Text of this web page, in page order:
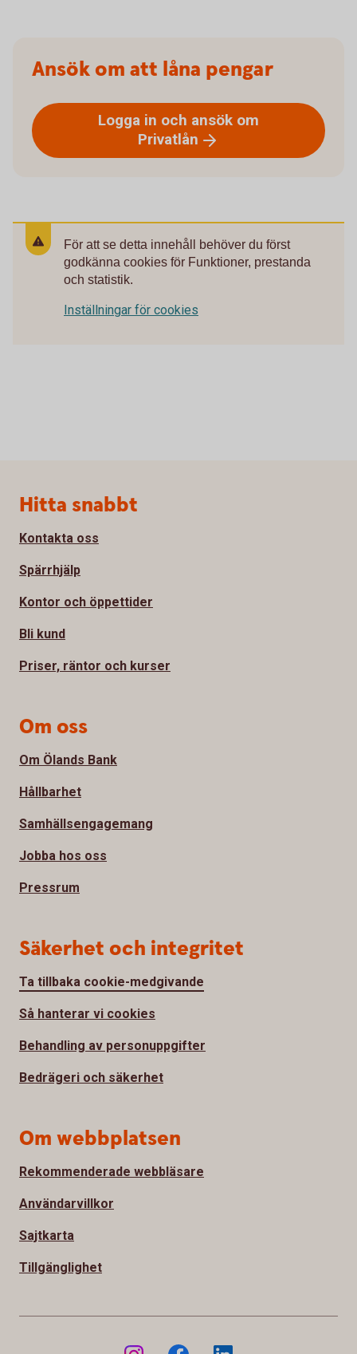
Ansök om att låna pengar
Logga in och ansök om
Privatlån
För att se detta innehåll behöver du först
godkänna cookies för Funktioner, prestanda
och statistik.
Inställningar för cookies
Sidfot
Hitta snabbt
Kontakta oss
Spärrhjälp
Kontor och öppettider
Bli kund
Priser, räntor och kurser
Om oss
Om Ölands Bank
Hållbarhet
Samhällsengagemang
Jobba hos oss
Pressrum
Säkerhet och integritet
Ta tillbaka cookie-medgivande
Så hanterar vi cookies
Behandling av personuppgifter
Bedrägeri och säkerhet
Om webbplatsen
Rekommenderade webbläsare
Användarvillkor
Sajtkarta
Tillgänglighet